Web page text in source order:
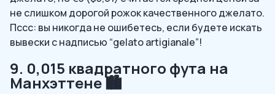
не слишком дорогой рожок качественного джелато.
Пссс: вы никогда не ошибетесь, если будете искать
вывески с надписью “gelato artigianale”!
9. 0,015 квадратного фута на
Манхэттене 🏙️